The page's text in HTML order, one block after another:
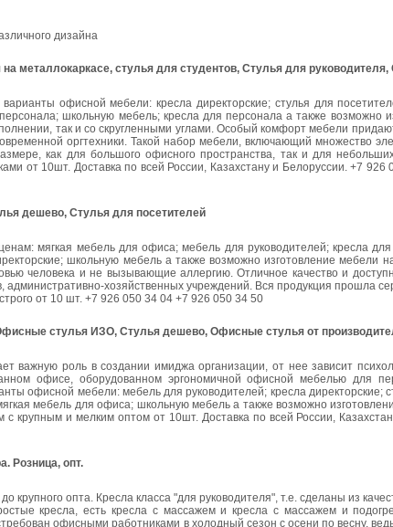
дизайна
металлокаркасе, стулья для студентов, Стулья для руководителя,
офисной мебели: кресла директорские; стулья для
школьную мебель; кресла для персонала а также возможно
так и со скругленными углами. Особый комфорт мебели
оргтехники. Такой набор мебели, включающий множество
как для большого офисного пространства, так и для
от 10шт. Доставка по всей России, Казахстану и Белоруссии. +7 926
дешево, Стулья для посетителей
мягкая мебель для офиса; мебель для руководителей; кресла для
школьную мебель а также возможно изготовление мебели
человека и не вызывающие аллергию. Отличное качество и
хозяйственных учреждений. Вся продукция прошла
от 10 шт. +7 926 050 34 04 +7 926 050 34 50
стулья ИЗО, Стулья дешево, Офисные стулья от
роль в создании имиджа организации, от нее зависит
офисе, оборудованном эргономичной офисной мебелью для
офисной мебели: мебель для руководителей; кресла директорские;
мебель для офиса; школьную мебель а также возможно
крупным и мелким оптом от 10шт. Доставка по всей России,
Розница, опт.
опта. Кресла класса "для руководителя", т.е. сделаны из
кресла, есть кресла с массажем и кресла с массажем и
офисными работниками в холодный сезон с осени по весну,